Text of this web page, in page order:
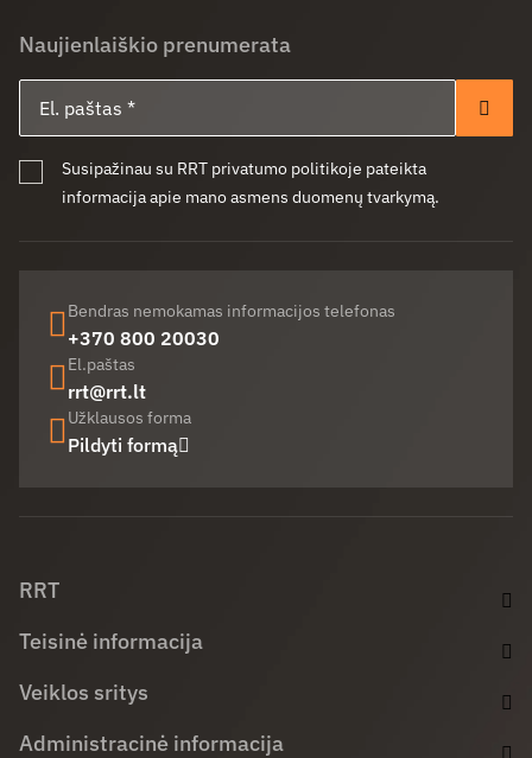
Naujienlaiškio prenumerata
Susipažinau su RRT privatumo politikoje pateikta
informacija apie mano asmens duomenų tvarkymą.
Bendras nemokamas informacijos telefonas
+370 800 20030
El.paštas
rrt@rrt.lt
Užklausos forma
Pildyti formą
RRT
Teisinė informacija
Veiklos sritys
Administracinė informacija